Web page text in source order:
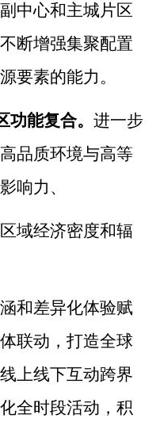
中心和主城片区
断增强集聚配置
要素的能力。
功能复合。 进一步
品质环境与高等
响力、
域经济密度和辐
和差异化体验赋
联动，打造全球
上线下互动跨界
全时段活动，积